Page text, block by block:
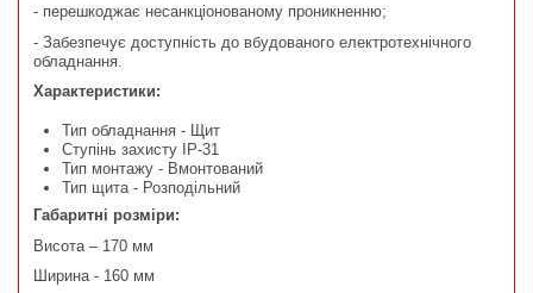
- перешкоджає несанкціонованому проникненню;
- Забезпечує доступність до вбудованого електротехнічного
обладнання.
Характеристики:
Тип обладнання - Щит
Ступінь захисту IP-31
Тип монтажу - Вмонтований
Тип щита - Розподільний
Габаритні розміри:
Висота – 170 мм
Ширина - 160 мм